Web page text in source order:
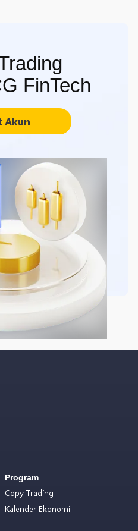
FinTech
Akun
Program
Copy Trading
Kalender Ekonomi